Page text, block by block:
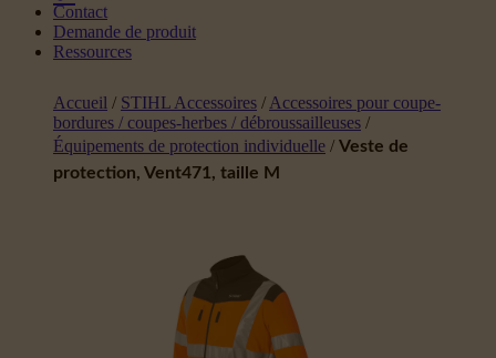
Contact
Demande de produit
Ressources
Accueil / STIHL Accessoires / Accessoires pour coupe-
bordures / coupes-herbes / débroussailleuses /
Équipements de protection individuelle / Veste de
protection, Vent471, taille M